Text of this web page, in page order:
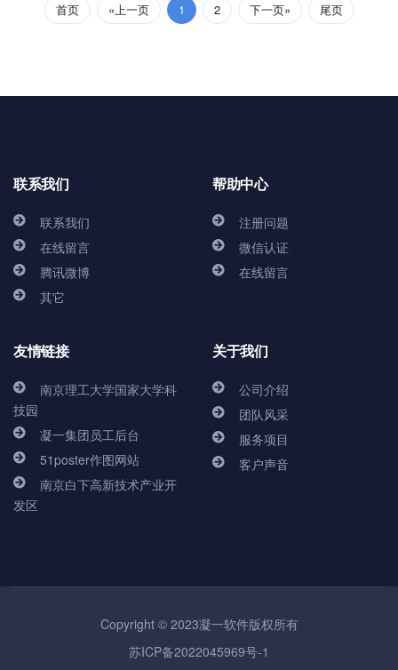
首页 «上一页 1 2 下一页» 尾页
联系我们
联系我们
在线留言
腾讯微博
其它
帮助中心
注册问题
微信认证
在线留言
友情链接
南京理工大学国家大学科
技园
凝一集团员工后台
51poster作图网站
南京白下高新技术产业开
发区
关于我们
公司介绍
团队风采
服务项目
客户声音
Copyright © 2023凝一软件版权所有
苏ICP备2022045969号-1